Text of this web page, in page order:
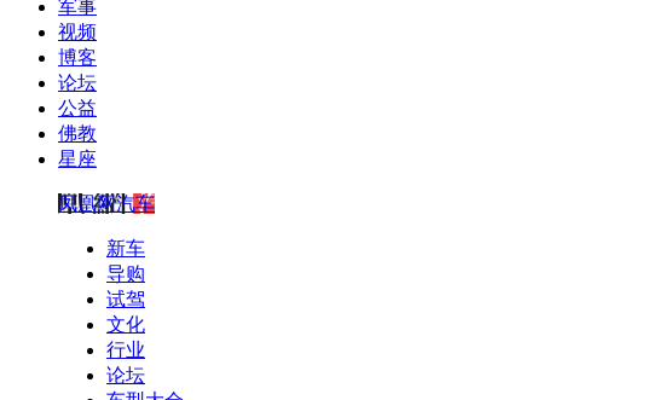
军事
视频
博客
论坛
公益
佛教
星座
凤凰网汽车
新车
导购
试驾
文化
行业
论坛